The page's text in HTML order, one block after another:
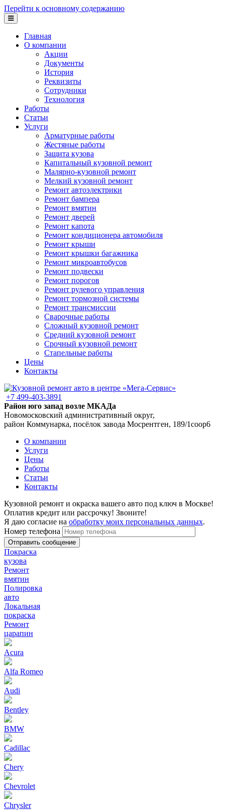
Перейти к основному содержанию
Главная
О компании
Акции
Документы
История
Реквизиты
Сотрудники
Технология
Работы
Статьи
Услуги
Арматурные работы
Жестяные работы
Защита кузова
Капитальный кузовной ремонт
Малярно-кузовной ремонт
Мелкий кузовной ремонт
Ремонт автоэлектрики
Ремонт бампера
Ремонт вмятин
Ремонт дверей
Ремонт капота
Ремонт кондиционера автомобиля
Ремонт крыши
Ремонт крышки багажника
Ремонт микроавтобусов
Ремонт подвески
Ремонт порогов
Ремонт рулевого управления
Ремонт тормозной системы
Ремонт трансмиссии
Сварочные работы
Сложный кузовной ремонт
Средний кузовной ремонт
Срочный кузовной ремонт
Стапельные работы
Цены
Контакты
+7 499-403-3891
Район юго запад возле МКАДа
Новомосковский административный округ,
район Коммунарка, посёлок завода Мосрентген, 189/1соор6
О компании
Услуги
Цены
Работы
Статьи
Контакты
Кузовной ремонт и окраска вашего авто под ключ в Москве!
Оплатив кредит или рассрочку! Звоните!
Я даю согласие на обработку моих персональных данных.
Номер телефона
Покраска
кузова
Ремонт
вмятин
Полировка
авто
Локальная
покраска
Ремонт
царапин
Acura
Alfa Romeo
Audi
Bentley
BMW
Cadillac
Chery
Chevrolet
Chrysler